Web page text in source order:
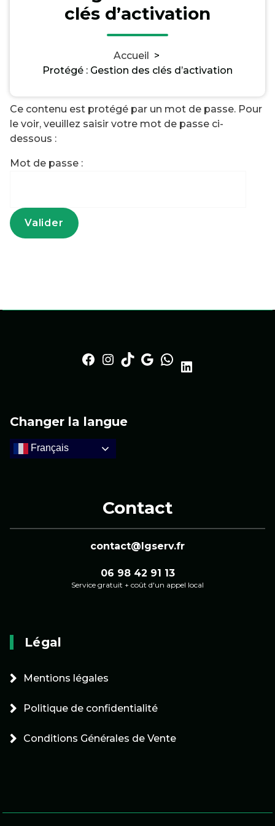
clés d’activation
Accueil
>
Protégé : Gestion des clés d’activation
Ce contenu est protégé par un mot de passe. Pour
le voir, veuillez saisir votre mot de passe ci-
dessous :
Mot de passe :
Facebook Instagram TikTok Google
Changer la langue
Français
Contact
contact@lgserv.fr
06 98 42 91 13
Service gratuit + coût d'un appel local
Légal
Mentions légales
Politique de confidentialité
Conditions Générales de Vente